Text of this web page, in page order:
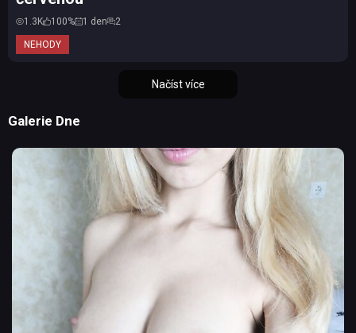
NEHODY
1.3K 100% 1 den 2
Načíst více
Galerie Dne